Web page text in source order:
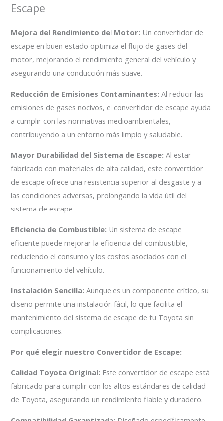
Escape
Mejora del Rendimiento del Motor: Un convertidor de
escape en buen estado optimiza el flujo de gases del
motor, mejorando el rendimiento general del vehículo y
asegurando una conducción más suave.
Reducción de Emisiones Contaminantes: Al reducir las
emisiones de gases nocivos, el convertidor de escape ayuda
a cumplir con las normativas medioambientales,
contribuyendo a un entorno más limpio y saludable.
Mayor Durabilidad del Sistema de Escape: Al estar
fabricado con materiales de alta calidad, este convertidor
de escape ofrece una resistencia superior al desgaste y a
las condiciones adversas, prolongando la vida útil del
sistema de escape.
Eficiencia de Combustible: Un sistema de escape
eficiente puede mejorar la eficiencia del combustible,
reduciendo el consumo y los costos asociados con el
funcionamiento del vehículo.
Instalación Sencilla: Aunque es un componente crítico, su
diseño permite una instalación fácil, lo que facilita el
mantenimiento del sistema de escape de tu Toyota sin
complicaciones.
Por qué elegir nuestro Convertidor de Escape:
Calidad Toyota Original: Este convertidor de escape está
fabricado para cumplir con los altos estándares de calidad
de Toyota, asegurando un rendimiento fiable y duradero.